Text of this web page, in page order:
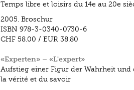
Temps libre et loisirs du 14e au 20e
2005. Broschur
ISBN 978-3-0340-0730-6
CHF 58.00 / EUR 38.80
«Experten» – «L'expert»
Aufstieg einer Figur der Wahrheit und
la vérité et du savoir